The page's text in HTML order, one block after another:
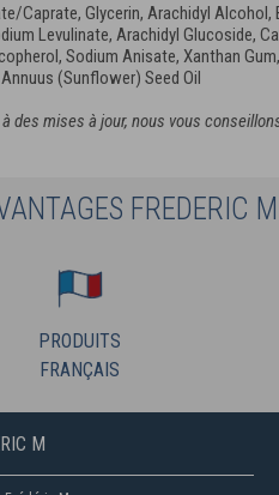
Caprate, Glycerin, Arachidyl Alcohol,
Levulinate, Arachidyl Glucoside,
Sodium Anisate, Xanthan
Annuus (Sunflower) Seed Oil
des mises à jour, nous vous
FREDERIC M
PRODUITS
FRANÇAIS
M